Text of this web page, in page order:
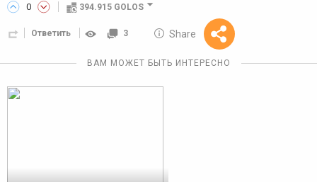
0 394.915 GOLOS
Ответить 3 Share
Reward
10 GOLOS
ВАМ МОЖЕТ БЫТЬ ИНТЕРЕСНО